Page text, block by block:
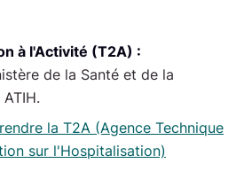
à l'Activité (T2A) :
de la Santé et de la
la T2A (Agence Technique
sur l'Hospitalisation)